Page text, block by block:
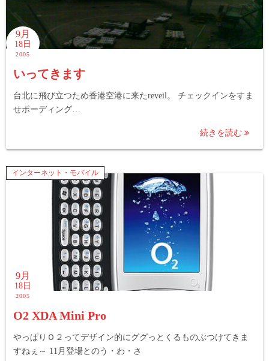
9月
18日
2005
いってきます
台北に飛び立つため香港空港に来たreveil。 チェックインをすま
せボーディング…
続きを読む
インターネット・モバイル
9月
18日
2005
O2 XDA Mini Pro
やっぱりＯ２ってデザイン的にググっとくるものぶつけてきま
すねぇ～ 11月登場とのう・わ・さ